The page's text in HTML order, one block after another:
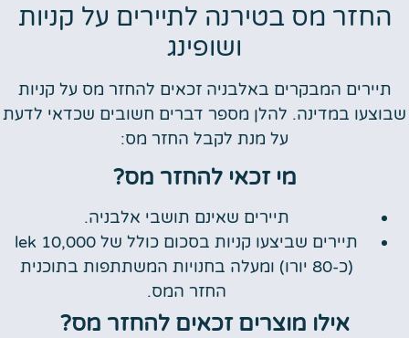
החזר מס בטירנה לתיירים על קניות
ושופינג
תיירים המבקרים באלבניה זכאים להחזר מס על קניות
שבוצעו במדינה. להלן מספר דברים חשובים שכדאי לדעת
על מנת לקבל החזר מס:
מי זכאי להחזר מס?
תיירים שאינם תושבי אלבניה.
תיירים שביצעו קניות בסכום כולל של 10,000 lek
(כ-80 יורו) ומעלה בחנויות המשתתפות בתוכנית
החזר המס.
אילו מוצרים זכאים להחזר מס?